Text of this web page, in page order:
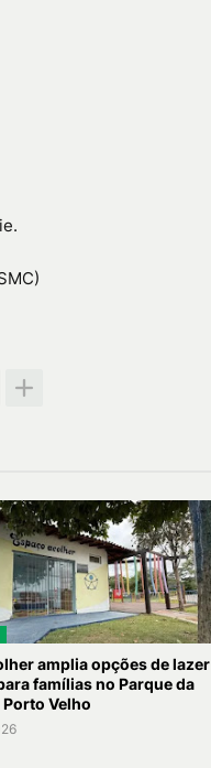
amplia opções de lazer
famílias no Parque da
Velho